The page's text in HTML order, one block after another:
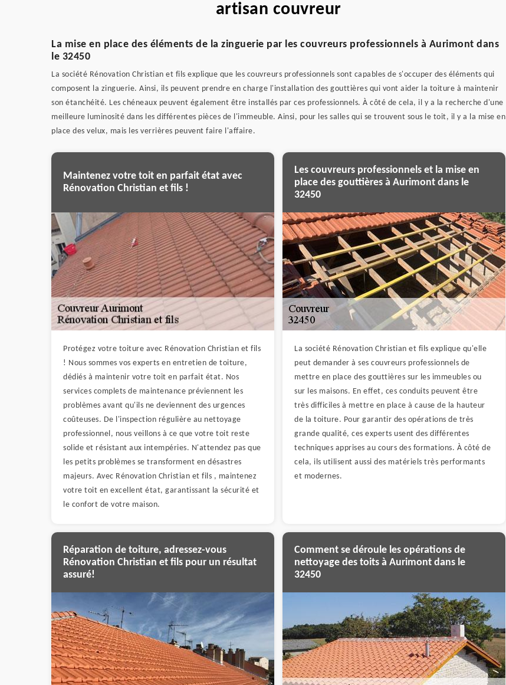
artisan couvreur
La mise en place des éléments de la zinguerie par les couvreurs professionnels à Aurimont dans
le 32450
La société Rénovation Christian et fils explique que les couvreurs professionnels sont capables de s'occuper des éléments qui
composent la zinguerie. Ainsi, ils peuvent prendre en charge l'installation des gouttières qui vont aider la toiture à maintenir
son étanchéité. Les chéneaux peuvent également être installés par ces professionnels. À côté de cela, il y a la recherche d'une
meilleure luminosité dans les différentes pièces de l'immeuble. Ainsi, pour les salles qui se trouvent sous le toit, il y a la mise en
place des velux, mais les verrières peuvent faire l'affaire.
Maintenez votre toit en parfait état avec
Rénovation Christian et fils !
Protégez votre toiture avec Rénovation Christian et fils
! Nous sommes vos experts en entretien de toiture,
dédiés à maintenir votre toit en parfait état. Nos
services complets de maintenance préviennent les
problèmes avant qu'ils ne deviennent des urgences
coûteuses. De l'inspection régulière au nettoyage
professionnel, nous veillons à ce que votre toit reste
solide et résistant aux intempéries. N'attendez pas que
les petits problèmes se transforment en désastres
majeurs. Avec Rénovation Christian et fils , maintenez
votre toit en excellent état, garantissant la sécurité et
le confort de votre maison.
Les couvreurs professionnels et la mise en
place des gouttières à Aurimont dans le
32450
La société Rénovation Christian et fils explique qu'elle
peut demander à ses couvreurs professionnels de
mettre en place des gouttières sur les immeubles ou
sur les maisons. En effet, ces conduits peuvent être
très difficiles à mettre en place à cause de la hauteur
de la toiture. Pour garantir des opérations de très
grande qualité, ces experts usent des différentes
techniques apprises au cours des formations. À côté de
cela, ils utilisent aussi des matériels très performants
et modernes.
Réparation de toiture, adressez-vous
Rénovation Christian et fils pour un résultat
assuré!
Comment se déroule les opérations de
nettoyage des toits à Aurimont dans le
32450